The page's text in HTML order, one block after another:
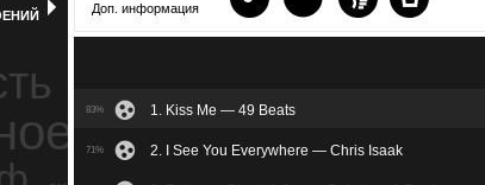
ностальгия
Доп. информация
83% 1. Kiss Me — 49 Beats
71% 2. I See You Everywhere — Chris Isaak